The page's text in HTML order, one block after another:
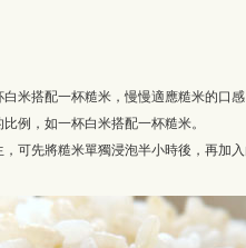
米搭配一杯糙米，慢慢適應糙米的口感
例，如一杯白米搭配一杯糙米。
可先將糙米單獨浸泡半小時後，再加入